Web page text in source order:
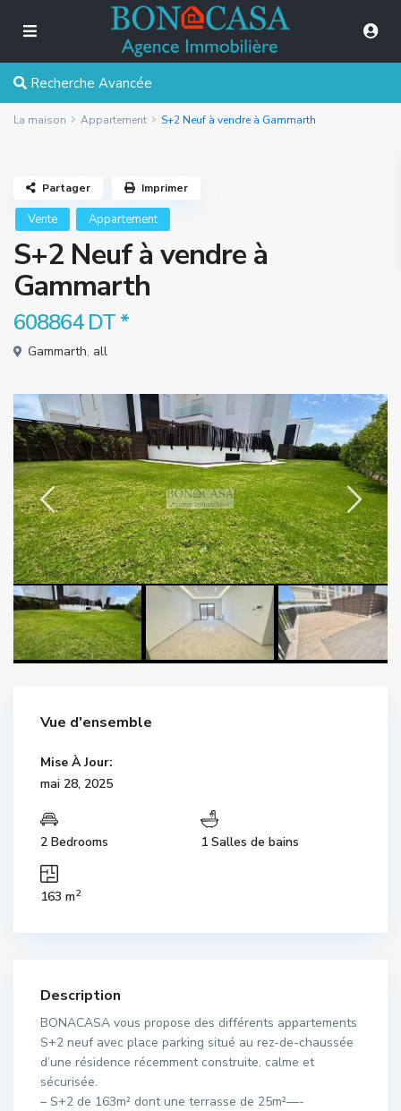
Recherche Avancée
La maison Appartement S+2 Neuf à vendre à Gammarth
Vente Appartement
S+2 Neuf à vendre à
Gammarth
608864 DT*
Gammarth, all
Partager Imprimer
Vue d'ensemble
Mise À Jour:
mai 28, 2025
2 Bedrooms 1 Salles de bains
163 m2
Description
BONACASA vous propose des différents appartements
S+2 neuf avec place parking situé au rez-de-chaussée
d’une résidence récemment construite, calme et
sécurisée.
– S+2 de 163m² dont une terrasse de 25m²—-